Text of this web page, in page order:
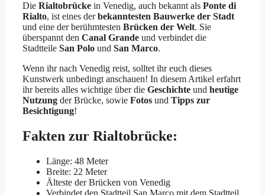
Die Rialtobrücke in Venedig, auch bekannt als Ponte di
Rialto, ist eines derbekanntesten Bauwerke der Stadt
und eine der berühmtesten Brücken der Welt. Sie
überspannt den Canal Grande und verbindet die
Stadtteile San Polo und San Marco.
Wenn ihr nach Venedig reist, solltet ihr euch dieses
Kunstwerk unbedingt anschauen! In diesem Artikel erfahrt
ihr bereits alles wichtige über die Geschichte und heutige
Nutzung der Brücke, sowie Fotos und Tipps zur
Besichtigung!
Fakten zur Rialtobrücke:
Länge: 48 Meter
Breite: 22 Meter
Älteste der Brücken von Venedig
Verbindet den Stadtteil San Marco mit dem Stadtteil